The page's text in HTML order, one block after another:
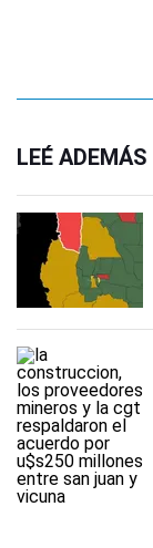
LEÉ ADEMÁS